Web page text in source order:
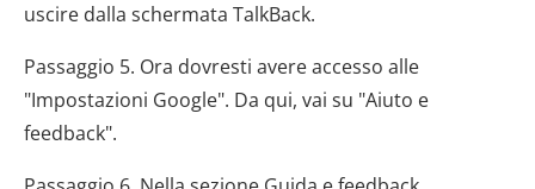
uscire dalla schermata TalkBack.
Passaggio 5. Ora dovresti avere accesso alle
"Impostazioni Google". Da qui, vai su "Aiuto e
feedback".